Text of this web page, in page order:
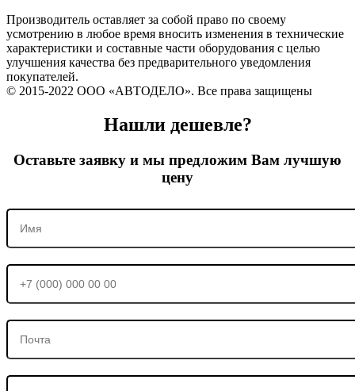
Производитель оставляет за собой право по своему
усмотрению в любое время вносить изменения в технические
характеристики и составные части оборудования с целью
улучшения качества без предварительного уведомления
покупателей.
© 2015-2022 ООО «АВТОДЕЛО». Все права защищены
Нашли дешевле?
Оставьте заявку и мы предложим Вам лучшую
цену